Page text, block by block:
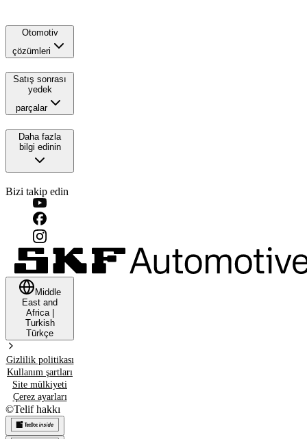
Otomotiv
çözümleri
Satış sonrası
yedek
parçalar
Daha fazla
bilgi edinin
Bizi takip edin
Middle
East and
Africa|
Turkish
Türkçe
Gizlilik politikası
Kullanım şartları
Site mülkiyeti
Çerez ayarları
©Telif hakkı